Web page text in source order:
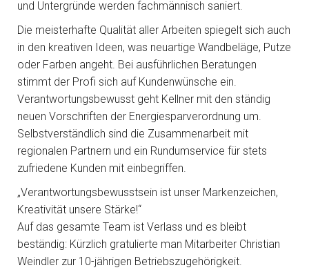
und Untergründe werden fachmännisch saniert.
Die meisterhafte Qualität aller Arbeiten spiegelt sich auch
in den kreativen Ideen, was neuartige Wandbeläge, Putze
oder Farben angeht. Bei ausführlichen Beratungen
stimmt der Profi sich auf Kundenwünsche ein.
Verantwortungsbewusst geht Kellner mit den ständig
neuen Vorschriften der Energiesparverordnung um.
Selbstverständlich sind die Zusammenarbeit mit
regionalen Partnern und ein Rundumservice für stets
zufriedene Kunden mit einbegriffen.
„Verantwortungsbewusstsein ist unser Markenzeichen,
Kreativität unsere Stärke!“
Auf das gesamte Team ist Verlass und es bleibt
beständig: Kürzlich gratulierte man Mitarbeiter Christian
Weindler zur 10-jährigen Betriebszugehörigkeit.